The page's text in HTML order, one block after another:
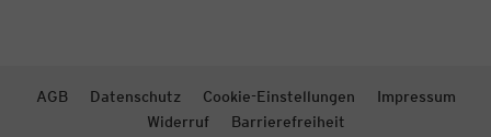
AGB Datenschutz Cookie-Einstellungen
Impressum
Widerruf
Barrierefreiheit